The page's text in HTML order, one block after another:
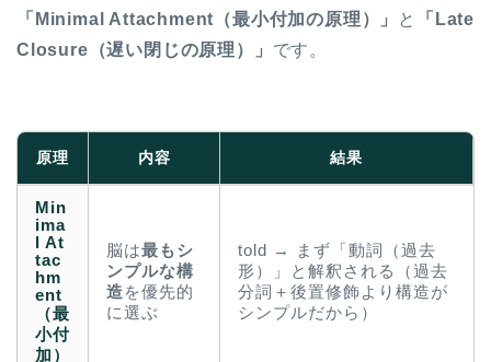
「Minimal Attachment（最小付加の原理）」
と
「Late
Closure（遅い閉じの原理）」 です。
原理 内容 結果
Min
ima
l At
tac
hm
ent
（最
小付
加）
脳は最もシ
ンプルな構
造を優先的
に選ぶ
told → まず「動詞（過去
形）」と解釈される（過去
分詞＋後置修飾より構造が
シンプルだから）